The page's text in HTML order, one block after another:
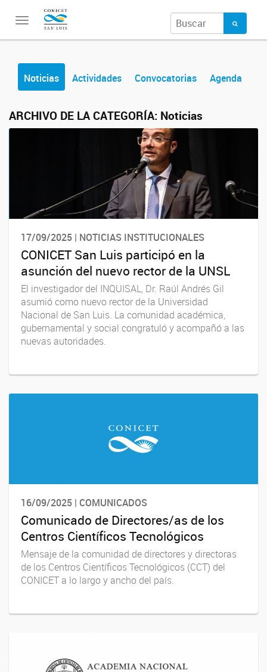
Toggle
Noticias Actividades Convocatorias Agenda
ARCHIVO DE LA CATEGORÍA: Noticias
17/09/2025 | NOTICIAS INSTITUCIONALES
CONICET San Luis participó en la
asunción del nuevo rector de la UNSL
El investigador del INQUISAL, Dr. Raúl Andrés Gil
asumió como nuevo rector de la Universidad
Nacional de San Luis. La comunidad académica,
gubernamental y social congratuló y acompañó a las
nuevas autoridades.
16/09/2025 | COMUNICADOS
Comunicado de Directores/as de los
Centros Científicos Tecnológicos
Mensaje de la comunidad de directores y directoras
de los Centros Científicos Tecnológicos (CCT) del
CONICET a lo largo y ancho del país.